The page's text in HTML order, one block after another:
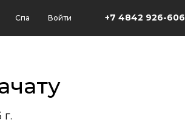
Спа Войти +7 4842 926-606